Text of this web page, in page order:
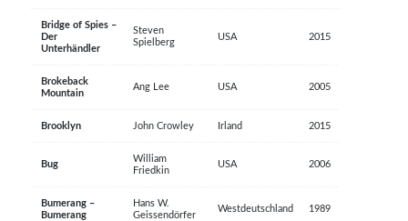
Bridge of Spies –
Der
Unterhändler
Steven
Spielberg
USA 2015
Brokeback
Mountain
Ang Lee USA 2005
Brooklyn John Crowley Irland 2015
Bug
William
Friedkin
USA 2006
Bumerang –
Bumerang
Hans W.
Geissendörfer
Westdeutschland 1989